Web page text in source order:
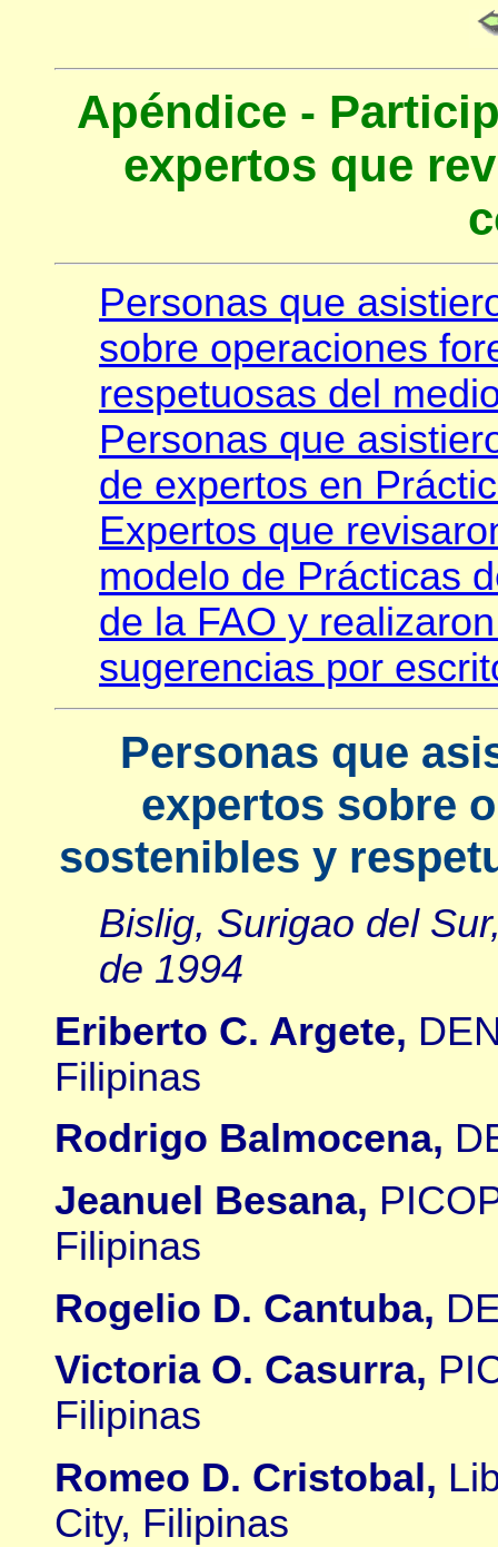
Apéndice -
expertos que
Personas que
sobre operaciones
respetuosas del
Personas que
de expertos en
Expertos que
modelo de Prácticas
de la FAO y
sugerencias por
Personas que
expertos sobre
sostenibles y
Bislig, Surigao del
de 1994
Eriberto C. Argete,
Filipinas
Rodrigo Balmocena,
Jeanuel Besana,
Filipinas
Rogelio D. Cantuba,
Victoria O. Casurra,
Filipinas
Romeo D. Cristobal,
City, Filipinas